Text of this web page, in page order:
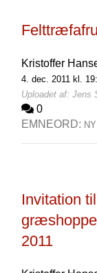
Kristoffer
4. dec. 2011 kl.
Uploadet af: Jens
0
EMNEORD:
Invitation
2011